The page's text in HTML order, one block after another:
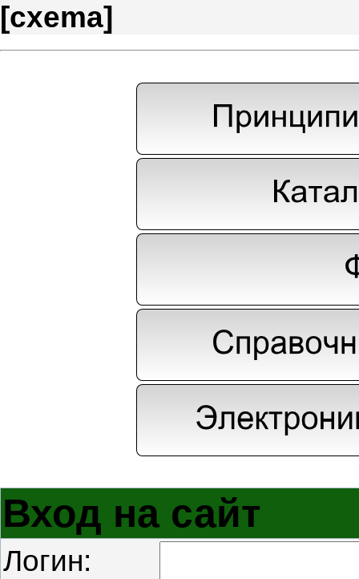
[cxema]
Вход на сайт
Логин: